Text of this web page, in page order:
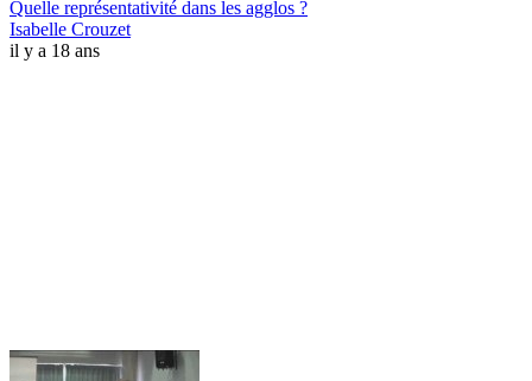
Quelle représentativité dans les agglos ?
Isabelle Crouzet
il y a 18 ans